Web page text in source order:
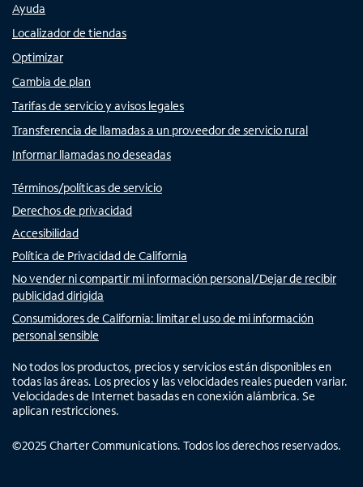
Ayuda
Localizador de tiendas
Optimizar
Cambia de plan
Tarifas de servicio y avisos legales
Transferencia de llamadas a un proveedor de servicio rural
Informar llamadas no deseadas
Términos/políticas de servicio
Derechos de privacidad
Accesibilidad
Política de Privacidad de California
No vender ni compartir mi información personal/Dejar de recibir
publicidad dirigida
Consumidores de California: limitar el uso de mi información
personal sensible
No todos los productos, precios y servicios están disponibles en
todas las áreas. Los precios y las velocidades reales pueden variar.
Velocidades de Internet basadas en conexión alámbrica. Se
aplican restricciones.
©2025 Charter Communications. Todos los derechos reservados.